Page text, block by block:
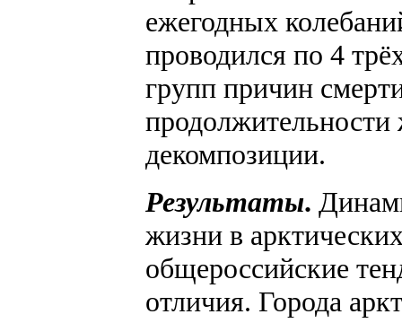
ежегодных
проводился по 4
групп причин
продолжительности
декомпозиции.
Результаты.
жизни в
общероссийские
отличия. Города